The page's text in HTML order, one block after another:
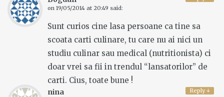
on 19/05/2014 at 20:49 said:
Sunt curios cine lasa persoane ca tine sa
scoata carti culinare, tu care nu ai nici un
studiu culinar sau medical (nutritionista) ci
doar vrei sa fii in trendul “lansatorilor” de
carti. Cius, toate bune !
Reply↓
nina